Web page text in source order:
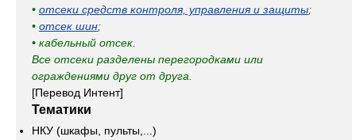
• отсеки средств контроля, управления и защиты;
• отсек шин;
• кабельный отсек.
Все отсеки разделены перегородками или
ограждениями друг от друга.
[Перевод Интент]
Тематики
НКУ (шкафы, пульты,...)